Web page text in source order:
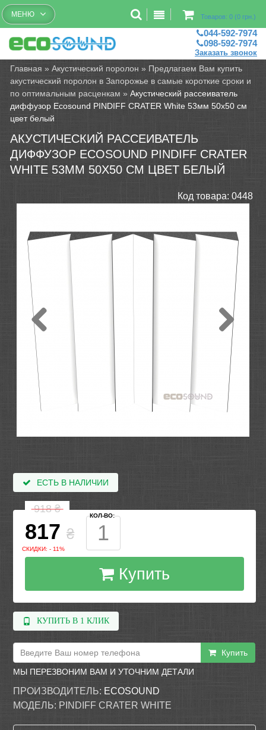
Бесплатный рассчет помещений
Товаров: 0 (0 грн.)
МЕНЮ
044-592-7974
098-592-7974
Заказать звонок
Главная »Акустический поролон » Предлагаем Вам купить
акустический поролон в Запорожье в самые короткие сроки и
по оптимальным расценкам »Акустический рассеиватель
диффузор Ecosound PINDIFF CRATER White 53мм 50х50 см
цвет белый
АКУСТИЧЕСКИЙ РАССЕИВАТЕЛЬ
ДИФФУЗОР ECOSOUND PINDIFF CRATER
WHITE 53ММ 50Х50 СМ ЦВЕТ БЕЛЫЙ
Код товара: 0448
ЕСТЬ В НАЛИЧИИ
918₴
817 ₴
СКИДКИ: - 11%
КОЛ-ВО:
Купить
КУПИТЬ В 1 КЛИК
Купить
МЫ ПЕРЕЗВОНИМ ВАМ И УТОЧНИМ ДЕТАЛИ
ПРОИЗВОДИТЕЛЬ: ECOSOUND
МОДЕЛЬ: PINDIFF CRATER WHITE